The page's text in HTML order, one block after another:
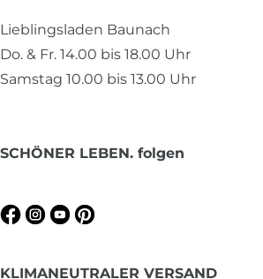
Lieblingsladen Baunach
Do. & Fr. 14.00 bis 18.00 Uhr
Samstag 10.00 bis 13.00 Uhr
SCHÖNER LEBEN. folgen
KLIMANEUTRALER VERSAND